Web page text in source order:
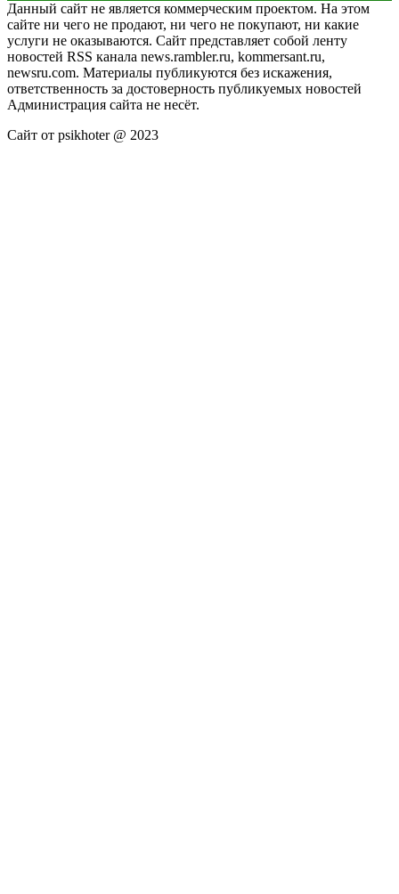
Данный сайт не является коммерческим проектом. На этом
сайте ни чего не продают, ни чего не покупают, ни какие
услуги не оказываются. Сайт представляет собой ленту
новостей RSS канала news.rambler.ru, kommersant.ru,
newsru.com. Материалы публикуются без искажения,
ответственность за достоверность публикуемых новостей
Администрация сайта не несёт.
Сайт от psikhoter @ 2023